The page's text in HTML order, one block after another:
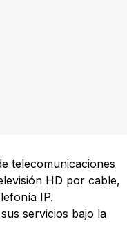
telecomunicaciones
HD por cable,
IP.
servicios bajo la